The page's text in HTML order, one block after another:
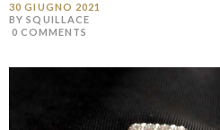
30 GIUGNO 2021
BY SQUILLACE
0 COMMENTS